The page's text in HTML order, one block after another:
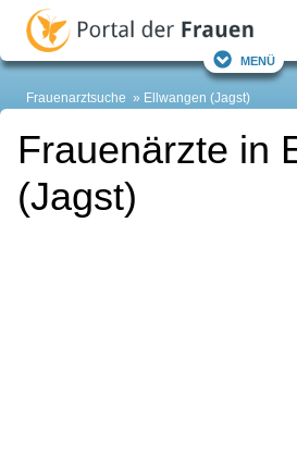
Menü
Frauenarztsuche Ellwangen (Jagst)
Frauenärzte in
(Jagst)